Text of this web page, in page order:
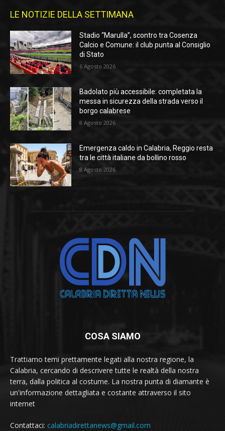
LE NOTIZIE DELLA SETTIMANA
Stadio “Marulla”, scontro tra Cosenza
Calcio e Comune: il club punta al Consiglio
di Stato
6 Agosto 2026
Badolato più accessibile: completata la
messa in sicurezza della strada verso il
borgo calabrese
8 Agosto 2026
Emergenza caldo in Calabria, Reggio resta
tra le città italiane da bollino rosso
8 Agosto 2026
COSA SIAMO
Trattiamo temi prettamente legati alla nostra regione, la
Calabria, cercando di descrivere tutte le realtà della nostra
terra, dalla politica al costume. La nostra punta di diamante è
un'informazione dettagliata e costante attraverso il sito
internet
Contattaci: calabriadirettanews@gmail.com